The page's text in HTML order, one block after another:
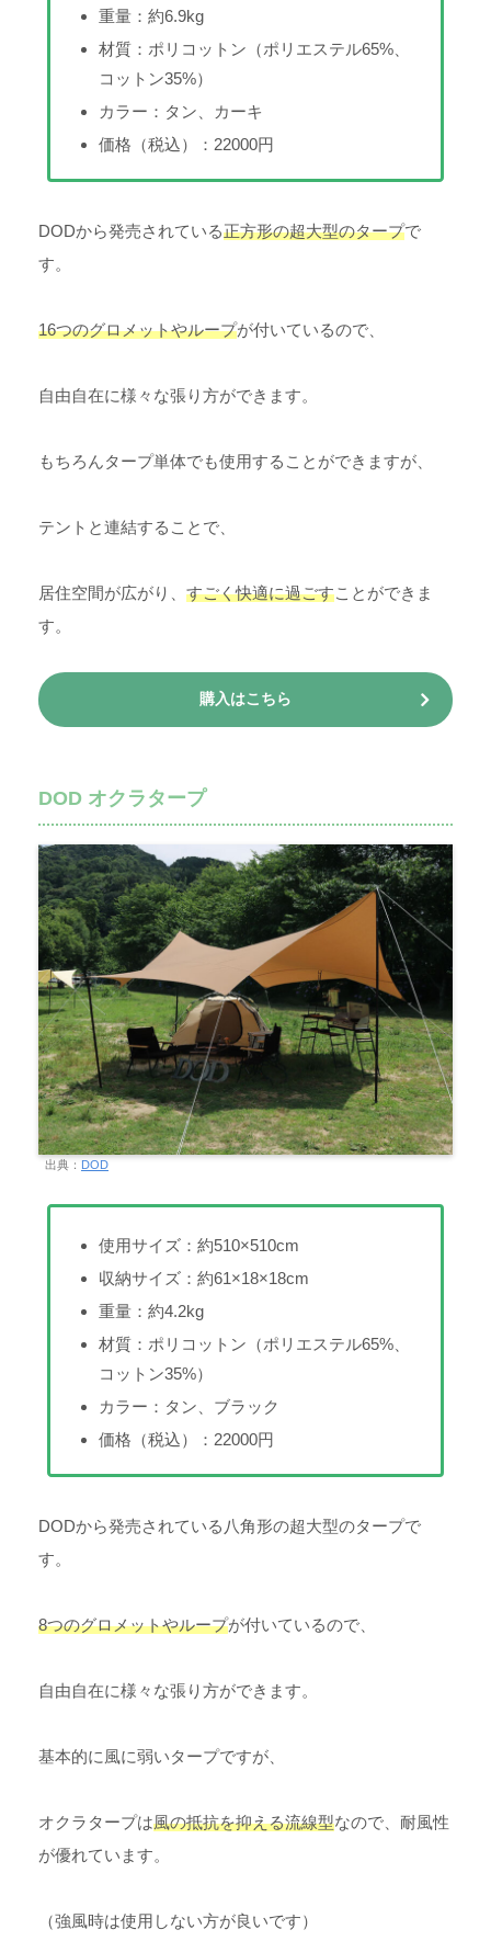
重量：約6.9kg
材質：ポリコットン（ポリエステル65%、
コットン35%）
カラー：タン、カーキ
価格（税込）：22000円
DODから発売されている正方形の超大型のタープで
す。
16つのグロメットやループが付いているので、
自由自在に様々な張り方ができます。
もちろんタープ単体でも使用することができますが、
テントと連結することで、
居住空間が広がり、 すごく快適に過ごすことができま
す。
購入はこちら
DOD オクラタープ
出典： DOD
使用サイズ：約510×510cm
収納サイズ：約61×18×18cm
重量：約4.2kg
材質：ポリコットン（ポリエステル65%、
コットン35%）
カラー：タン、ブラック
価格（税込）：22000円
DODから発売されている八角形の超大型のタープで
す。
8つのグロメットやループが付いているので、
自由自在に様々な張り方ができます。
基本的に風に弱いタープですが、
オクラタープは風の抵抗を抑える流線型なので、耐風性
が優れています。
（強風時は使用しない方が良いです）